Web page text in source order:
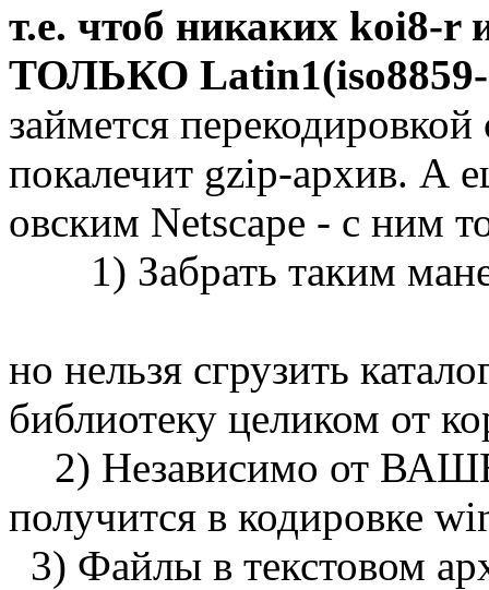
т.е. чтоб никаких koi8-
ТОЛЬКО
займется
покалечит gzip-архив. А
овским Netscape - с ним
1) Забрать таким
но нельзя сгрузить
библиотеку целиком от
2) Независимо от
получится в кодировке
3) Файлы в текстовом